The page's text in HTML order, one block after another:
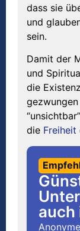
dass sie
und
sein.
Damit der
und
die
die Freiheit
auch